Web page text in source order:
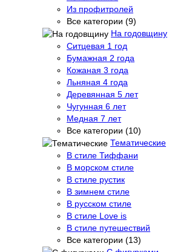
Из профитролей
Все категории (9)
На годовщину
Ситцевая 1 год
Бумажная 2 года
Кожаная 3 года
Льняная 4 года
Деревянная 5 лет
Чугунная 6 лет
Медная 7 лет
Все категории (10)
Тематические
В стиле Тиффани
В морском стиле
В стиле рустик
В зимнем стиле
В русском стиле
В стиле Love is
В стиле путешествий
Все категории (13)